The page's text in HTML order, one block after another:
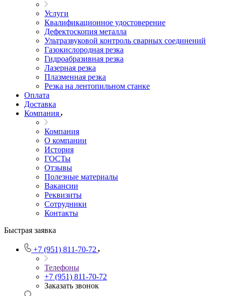
Услуги
Квалификационное удостоверение
Дефектоскопия металла
Ультразвуковой контроль сварных соединений
Газокислородная резка
Гидроабразивная резка
Лазерная резка
Плазменная резка
Резка на лентопильном станке
Оплата
Доставка
Компания
Компания
О компании
История
ГОСТы
Отзывы
Полезные материалы
Вакансии
Реквизиты
Сотрудники
Контакты
Быстрая заявка
+7 (951) 811-70-72
Телефоны
+7 (951) 811-70-72
Заказать звонок